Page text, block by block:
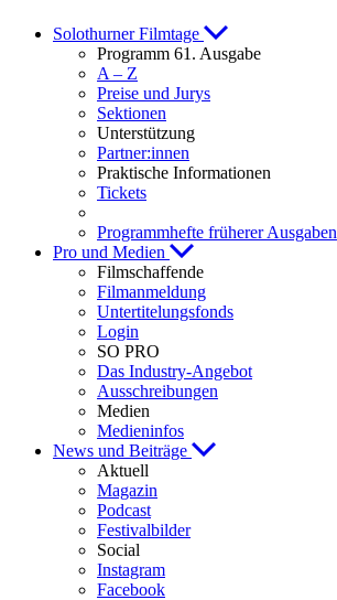
Solothurner Filmtage
Programm 61. Ausgabe
A – Z
Preise und Jurys
Sektionen
Unterstützung
Partner:innen
Praktische Informationen
Tickets
Programmhefte früherer Ausgaben
Pro und Medien
Filmschaffende
Filmanmeldung
Untertitelungsfonds
Login
SO PRO
Das Industry-Angebot
Ausschreibungen
Medien
Medieninfos
News und Beiträge
Aktuell
Magazin
Podcast
Festivalbilder
Social
Instagram
Facebook